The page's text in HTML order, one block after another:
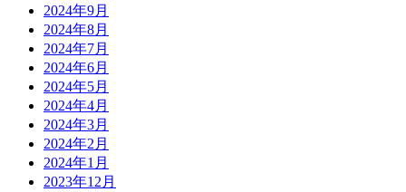
2024年9月
2024年8月
2024年7月
2024年6月
2024年5月
2024年4月
2024年3月
2024年2月
2024年1月
2023年12月